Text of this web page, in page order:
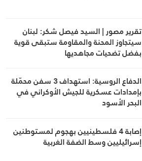
تقرير مصور | السيد فيصل شكر: لبنان
سيتجاوز المحنة والمقاومة ستبقى قوية
بفضل تضحيات مجاهديها
الدفاع الروسية: استهداف 3 سفن محمّلة
بإمدادات عسكرية للجيش الأوكراني في
البحر الأسود
إصابة 4 فلسطينيين بهجوم لمستوطنين
إسرائيليين وسط الضفة الغربية